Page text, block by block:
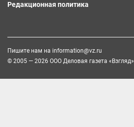
Редакционная политика
Пишите нам на information@vz.ru
© 2005 — 2026 ООО Деловая газета «Взгляд»